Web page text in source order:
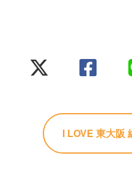
I LOVE 東大阪